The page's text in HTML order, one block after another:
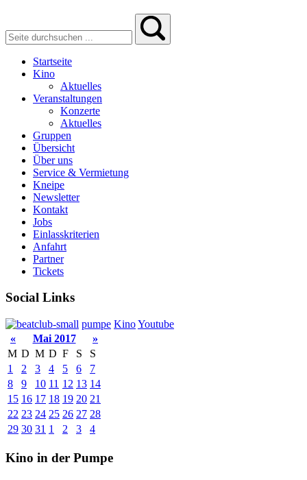
Startseite
Kino
Aktuelles
Veranstaltungen
Konzerte
Aktuelles
Gruppen
Übersicht
Über uns
Service & Vermietung
Kneipe
Newsletter
Kontakt
Jobs
Einlasskriterien
Anfahrt
Partner
Tickets
Social Links
pumpe KinoYoutube
«
Mai 2017
»
M D M D F S
S
1
2 3 4 5 6
7
8
9 10 11 12 13 14
15 16 17 18 19 20 21
22 23 24 25 26 27 28
29 30 31 1 2 3 4
Kino in der Pumpe